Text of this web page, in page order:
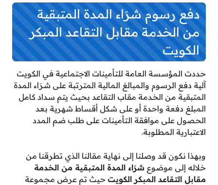
دفع رسوم شرَاء المدة المتبقية
من الخدمة مقابل التقاعد المبكر
الكويت
حددت المؤسسة العامة للتأمينات الاجتماعية في الكويت
آلية دفع الرسوم والمبالغ المالية المترتبة على شرَاء المدة
المتبقية من الخدمة مقاب التقاعد بحيث يتم سداد كامل
المبلغ دفعة واحدة أو على شكل أقساط شهرية بعد
الحصول على موافقة التأمينات على طلب ضم المدد
الاعتبارية المطلوبة.
وبهذا نكون قد وصلنا إلى نهاية مقالنا الذي تطرقنا من
خلاله إلى موضوع شرَاء المدة المتبقية من الخدمة
مقابل التقاعد المبكر الكويت حيث تم عرض مجموعة